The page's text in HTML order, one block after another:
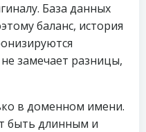
База данных
баланс, история
замечает разницы,
в доменном имени.
быть длинным и